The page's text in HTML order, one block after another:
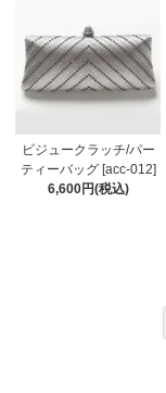
ビジュークラッチ/パー
ティーバッグ [acc-012]
6,600円(税込)